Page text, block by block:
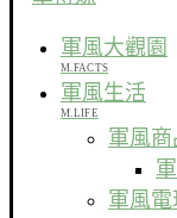
軍風大觀園
M.FACTS
軍風生活
M.LIFE
軍風
軍風